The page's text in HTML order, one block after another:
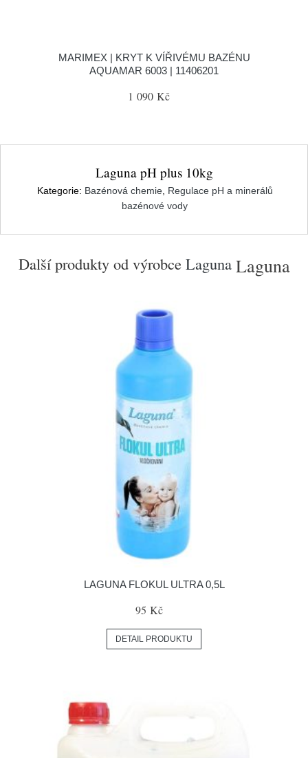
MARIMEX | KRYT K VÍŘIVÉMU BAZÉNU
AQUAMAR 6003 | 11406201
1 090 Kč
Laguna pH plus 10kg
Kategorie: Bazénová chemie, Regulace pH a minerálů
bazénové vody
Další produkty od výrobce Laguna Laguna
LAGUNA FLOKUL ULTRA 0,5L
95 Kč
DETAIL PRODUKTU